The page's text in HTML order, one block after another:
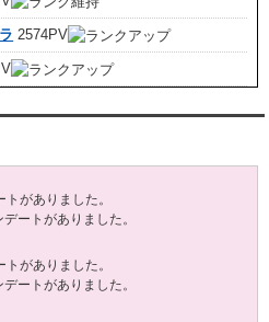
2574PV
がありました。
ートがありました。
がありました。
ートがありました。